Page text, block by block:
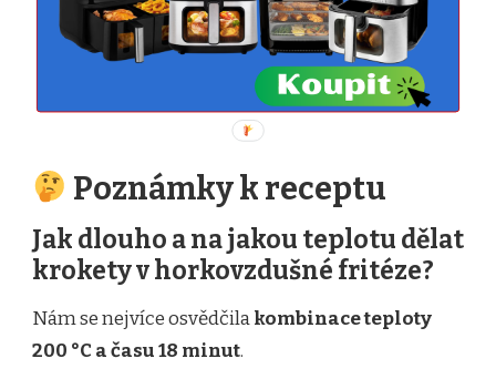
Poznámky k receptu
Jak dlouho a na jakou teplotu dělat
krokety v horkovzdušné fritéze?
Nám se nejvíce osvědčilakombinace teploty
200 °C a času 18 minut.